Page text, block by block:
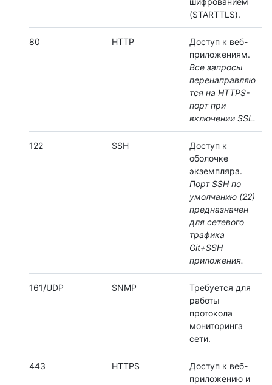
(STARTTLS).
80 HTTP
Доступ к веб-
приложениям.
Все запросы
перенаправляю
тся на HTTPS-
порт при
включении SSL.
122 SSH
Доступ к
оболочке
экземпляра.
Порт SSH по
умолчанию (22)
предназначен
для сетевого
трафика
Git+SSH
приложения.
161/UDP SNMP
Требуется для
работы
протокола
мониторинга
сети.
443 HTTPS
Доступ к веб-
приложению и